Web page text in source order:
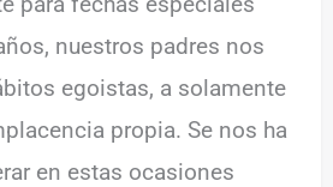
nuestros padres nos
egoistas, a solamente
propia. Se nos ha
en estas ocasiones